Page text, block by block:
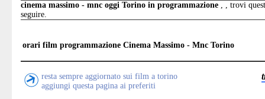
cinema massimo - mnc oggi Torino in programmazione , , trovi
seguire.
orari film programmazione Cinema Massimo - Mnc Torino
resta sempre aggiornato sui film a torino
aggiungi questa pagina ai preferiti